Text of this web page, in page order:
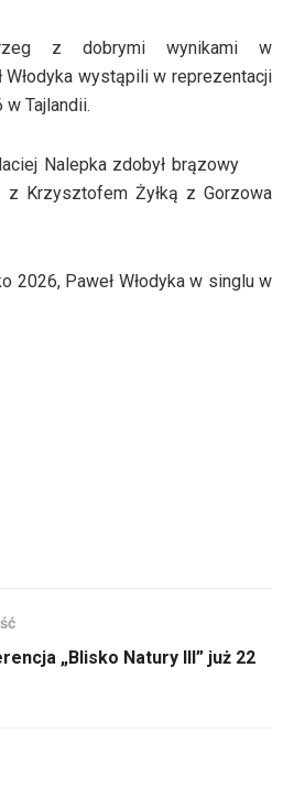
z dobrymi wynikami w
Włodyka wystąpili w reprezentacji
Tajlandii.
Nalepka zdobył brązowy
Krzysztofem Żyłką z Gorzowa
2026, Paweł Włodyka w singlu w
„Blisko Natury III” już 22